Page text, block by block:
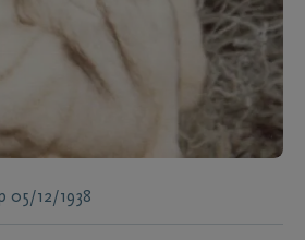
05/12/1938